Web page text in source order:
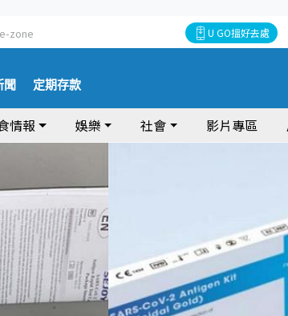
e-zone U GO搵好去處
聞 定期存款
情報 娛樂 社會 影片專區